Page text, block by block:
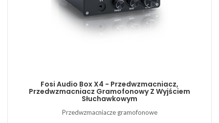
Fosi Audio Box X4 - Przedwzmacniacz,
Przedwzmacniacz Gramofonowy Z Wyjściem
Słuchawkowym
Przedwzmacniacze gramofonowe